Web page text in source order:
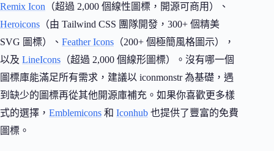
Remix Icon （超過 2,000 個線性圖標，開源可商用）、
Heroicons （由 Tailwind CSS 團隊開發，300+ 個精美
SVG 圖標）、 Feather Icons （200+ 個極簡風格圖示），
以及 LineIcons （超過 2,000 個線形圖標）。沒有哪一個
圖標庫能滿足所有需求，建議以 iconmonstr 為基礎，遇
到缺少的圖標再從其他開源庫補充。如果你喜歡更多樣
式的選擇， Emblemicons 和 Iconhub 也提供了豐富的免費
圖標。